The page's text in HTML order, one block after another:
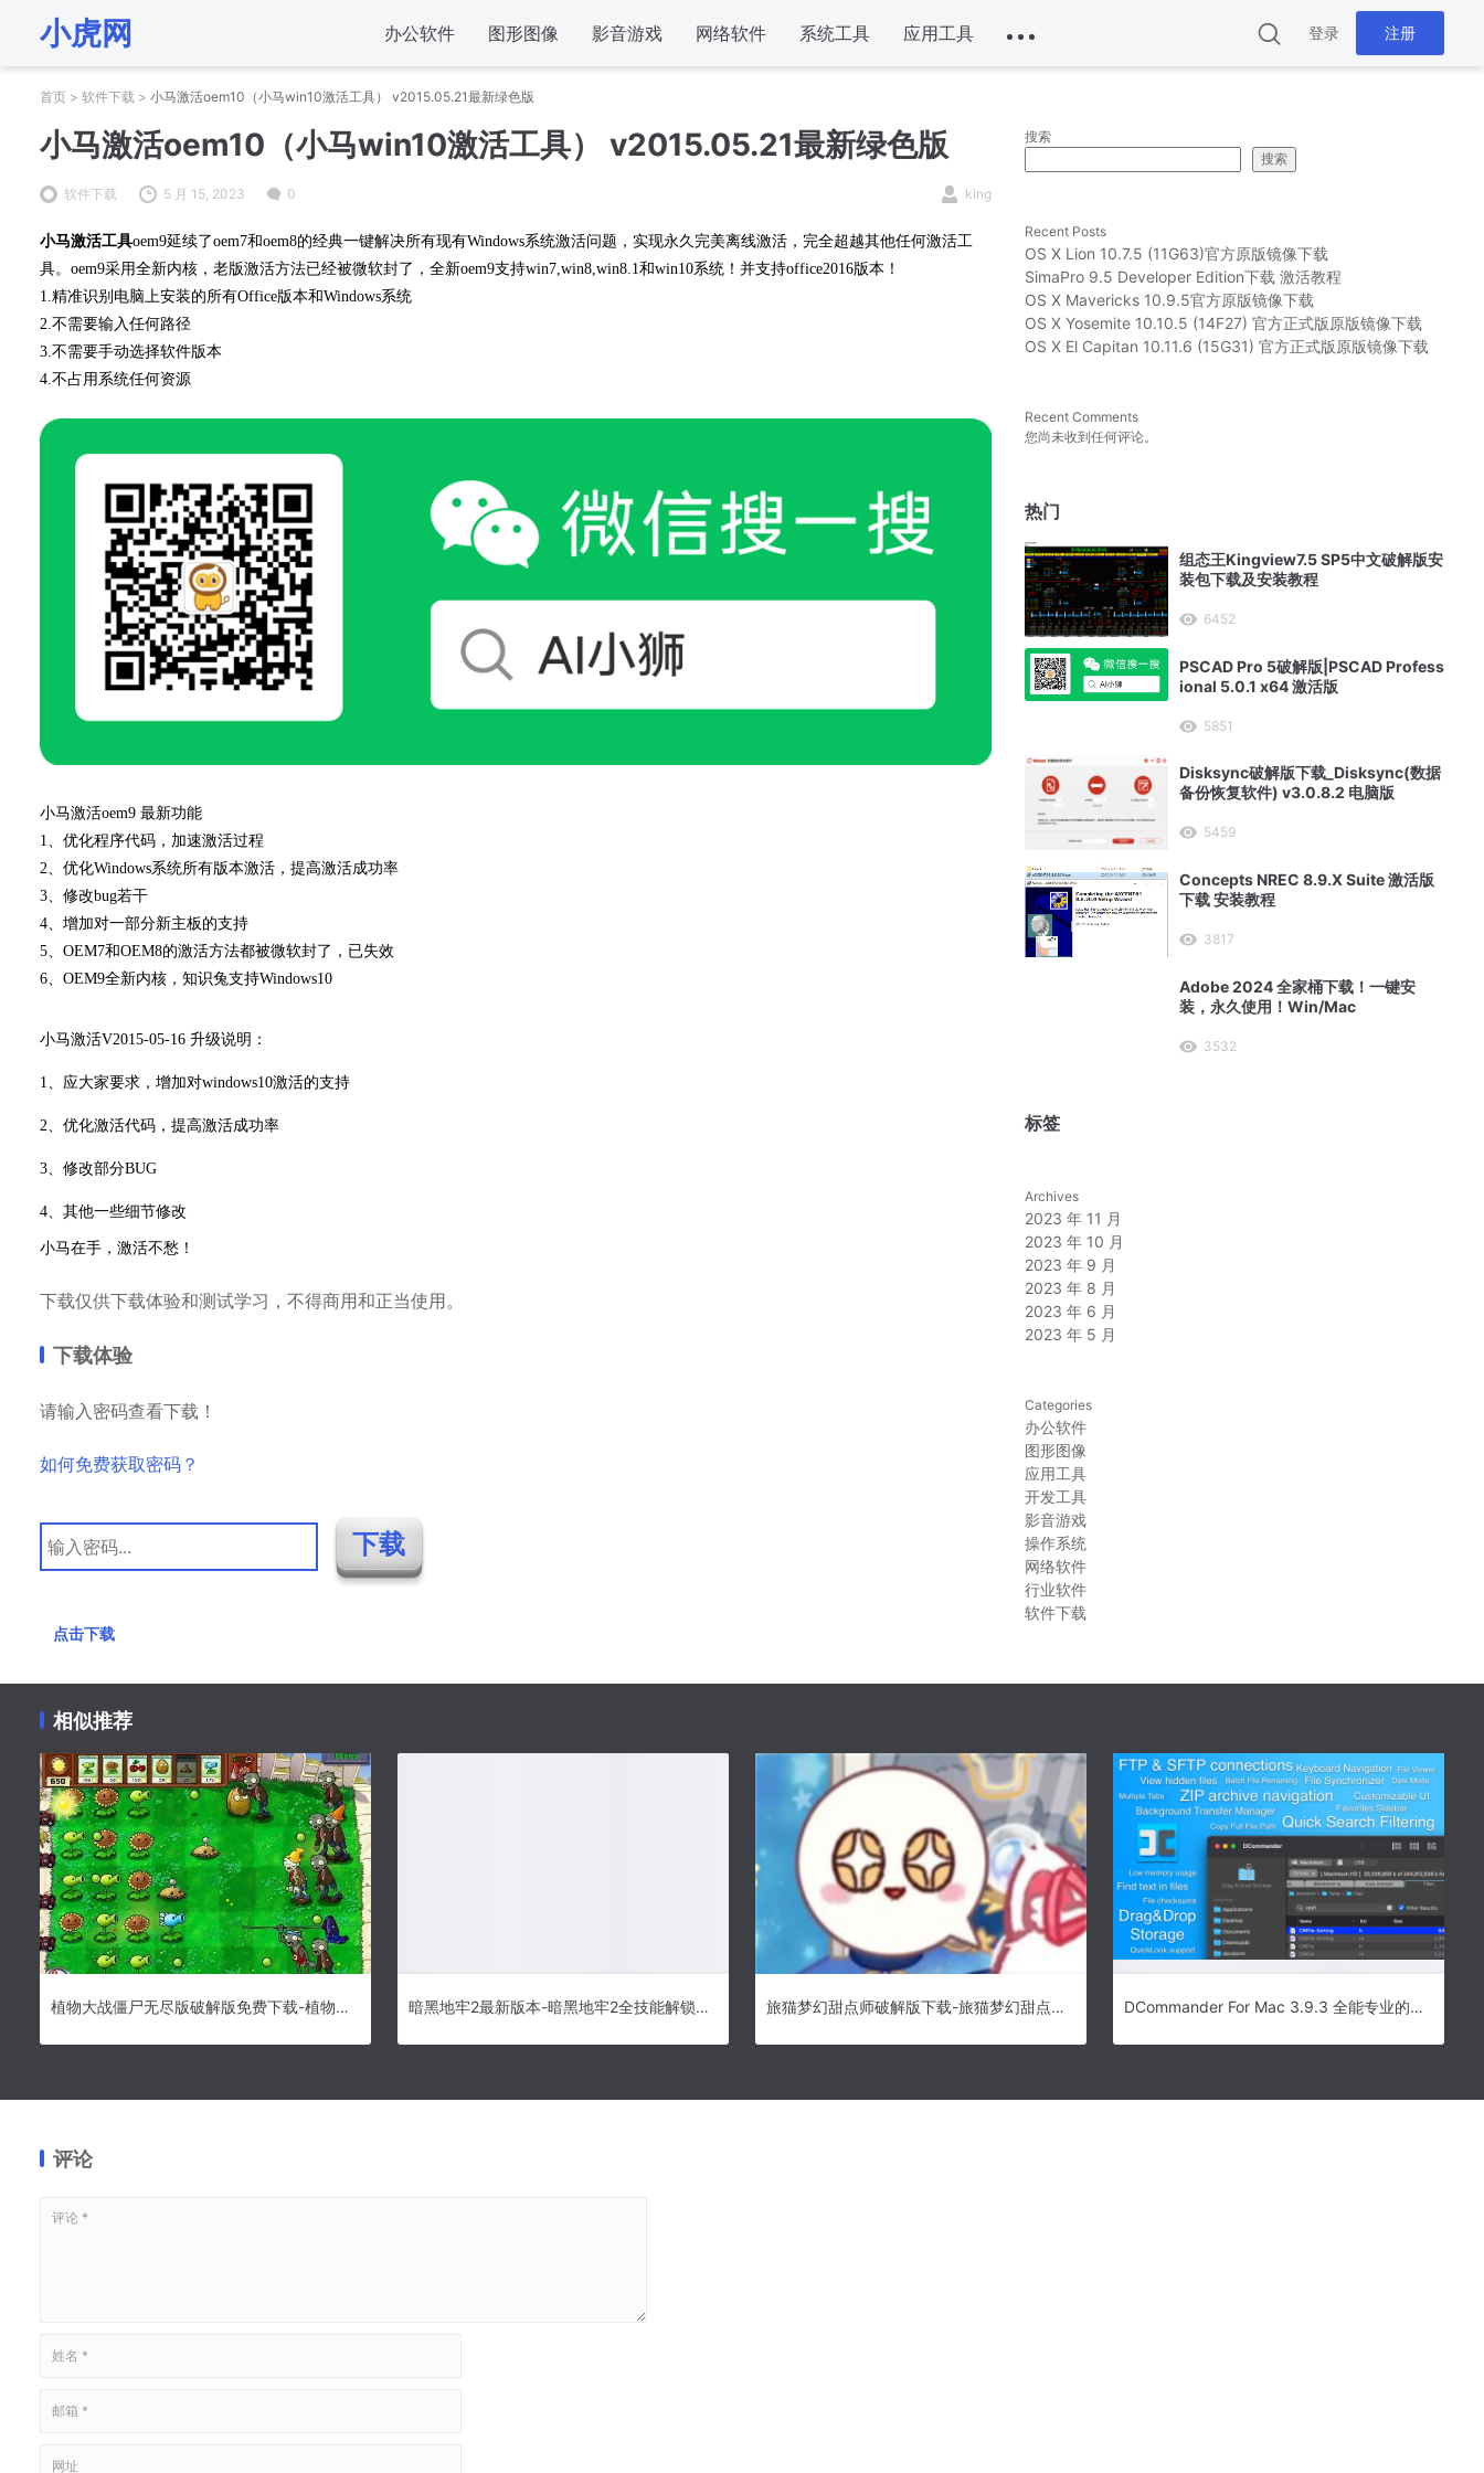
小虎网 办公软件 图形图像 影音游戏 网络软件 系统工具 应用工具 登录 注册
首页 > 软件下载 > 小马激活oem10（小马win10激活工具） v2015.05.21最新绿色版
小马激活oem10（小马win10激活工具） v2015.05.21最新绿色版
软件下载 5 月 15, 2023 0 king
小马激活工具oem9延续了oem7和oem8的经典一键解决所有现有Windows系统激活问题，实现永久完美离线激活，完全超越其他任何激活工
具。oem9采用全新内核，老版激活方法已经被微软封了，全新oem9支持win7,win8,win8.1和win10系统！并支持office2016版本！
1.精准识别电脑上安装的所有Office版本和Windows系统
2.不需要输入任何路径
3.不需要手动选择软件版本
4.不占用系统任何资源
小马激活oem9 最新功能
1、优化程序代码，加速激活过程
2、优化Windows系统所有版本激活，提高激活成功率
3、修改bug若干
4、增加对一部分新主板的支持
5、OEM7和OEM8的激活方法都被微软封了，已失效
6、OEM9全新内核，知识兔支持Windows10
小马激活V2015-05-16 升级说明：
1、应大家要求，增加对windows10激活的支持
2、优化激活代码，提高激活成功率
3、修改部分BUG
4、其他一些细节修改
小马在手，激活不愁！
下载仅供下载体验和测试学习，不得商用和正当使用。
下载体验
请输入密码查看下载！
如何免费获取密码？
点击下载
搜索
搜索
Recent Posts
OS X Lion 10.7.5 (11G63)官方原版镜像下载
SimaPro 9.5 Developer Edition下载 激活教程
OS X Mavericks 10.9.5官方原版镜像下载
OS X Yosemite 10.10.5 (14F27) 官方正式版原版镜像下载
OS X El Capitan 10.11.6 (15G31) 官方正式版原版镜像下载
Recent Comments
您尚未收到任何评论。
热门
组态王Kingview7.5 SP5中文破解版安
装包下载及安装教程
6452
PSCAD Pro 5破解版|PSCAD Profess
ional 5.0.1 x64 激活版
5851
Disksync破解版下载_Disksync(数据
备份恢复软件) v3.0.8.2 电脑版
5459
Concepts NREC 8.9.X Suite 激活版
下载 安装教程
3817
Adobe 2024 全家桶下载！一键安
装，永久使用！Win/Mac
3532
标签
Archives
2023 年 11 月
2023 年 10 月
2023 年 9 月
2023 年 8 月
2023 年 6 月
2023 年 5 月
Categories
办公软件
图形图像
应用工具
开发工具
影音游戏
操作系统
网络软件
行业软件
软件下载
相似推荐
植物大战僵尸无尽版破解版免费下载-植物大战僵尸无尽版2021最新版下载 暗黑地牢2最新版本-暗黑地牢2全技能解锁版下载(附战斗技巧) v1.0[百度网盘资源] 旅猫梦幻甜点师破解版下载-旅猫梦幻甜点师中文版下载v1.3 DCommander For Mac 3.9.3 全能专业的文件管理器
评论